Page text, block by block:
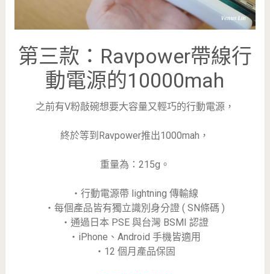
第三款：Ravpower帶線行
動電源的10000mah
之前有V粉敲碗想要大容量又輕巧的行動電源，
終於等到Ravpower推出1000mah，
重量為：215g。
・行動電源帶 lightning 傳輸線
・每個產品皆有獨立識別身分證 ( SN條碼 )
・通過日本 PSE 與台灣 BSMI 認證
・iPhone、Android 手機皆適用
・12 個月產品保固